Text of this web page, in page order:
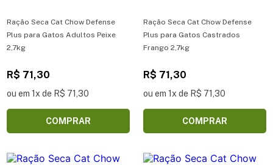
Ração Seca Cat Chow Defense
Plus para Gatos Adultos Peixe
2,7kg
R$ 71,30
ou em 1x de R$ 71,30
COMPRAR
Ração Seca Cat Chow Defense
Plus para Gatos Castrados
Frango 2,7kg
R$ 71,30
ou em 1x de R$ 71,30
COMPRAR